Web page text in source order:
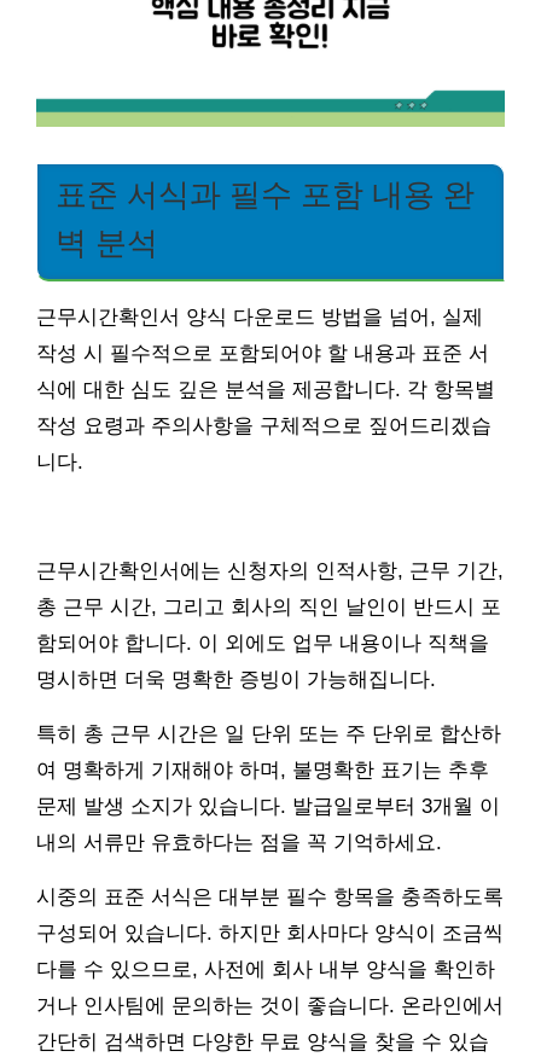
표준 서식과 필수 포함 내용 완
벽 분석
근무시간확인서 양식 다운로드 방법을 넘어, 실제
작성 시 필수적으로 포함되어야 할 내용과 표준 서
식에 대한 심도 깊은 분석을 제공합니다. 각 항목별
작성 요령과 주의사항을 구체적으로 짚어드리겠습
니다.
근무시간확인서에는 신청자의 인적사항, 근무 기간,
총 근무 시간, 그리고 회사의 직인 날인이 반드시 포
함되어야 합니다. 이 외에도 업무 내용이나 직책을
명시하면 더욱 명확한 증빙이 가능해집니다.
특히 총 근무 시간은 일 단위 또는 주 단위로 합산하
여 명확하게 기재해야 하며, 불명확한 표기는 추후
문제 발생 소지가 있습니다. 발급일로부터 3개월 이
내의 서류만 유효하다는 점을 꼭 기억하세요.
시중의 표준 서식은 대부분 필수 항목을 충족하도록
구성되어 있습니다. 하지만 회사마다 양식이 조금씩
다를 수 있으므로, 사전에 회사 내부 양식을 확인하
거나 인사팀에 문의하는 것이 좋습니다. 온라인에서
간단히 검색하면 다양한 무료 양식을 찾을 수 있습